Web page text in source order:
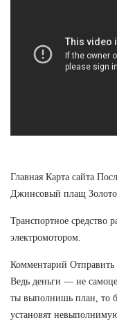
Главная Карта сайта
Джинсовый плащ
Транспортное средство
электромотором.
Комментарий Отправить
Ведь деньги — не
ты выполнишь план, то
установят